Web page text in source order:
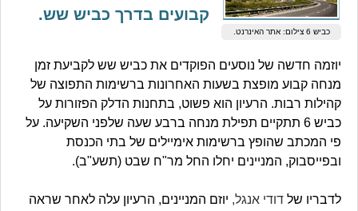
כביש 6 צילום: אתר האינרנט.
קבועים בדרך כביש שש.
יוזמה חדשה של נוסעים הפוקדים את כביש שש לקביעת זמן
מנחה קבוע מופצת בשעות האחרונות ברשימות התפוצה של
קהילות רבות. הרעיון הוא פשוט, בתחנות הדלק הפזורות על
כביש 6 תתקיים תפילת מנחה ברבע שעה שלפני השקיעה. על
פי המכתב שהופץ ברשימות אימיילים של בתי הכנסת
ובפייסבוק, המניינים יחלו החל מר"ח שבט (תשע"ב).
לדבריו של דודי אנגל, יוזם המניינים, הרעיון עלה לאחר שראה